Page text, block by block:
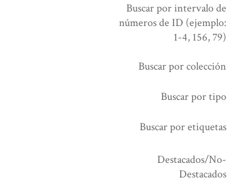
campo
específico":
Buscar por intervalo de
números de ID (ejemplo:
1-4, 156, 79)
Buscar por colección
Buscar por tipo
Buscar por etiquetas
Destacados/No-
Destacados